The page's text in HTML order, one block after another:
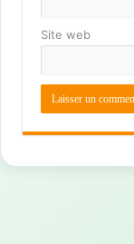
Site web